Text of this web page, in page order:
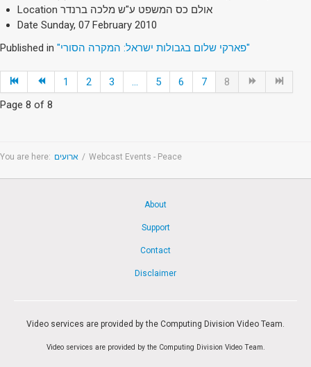
Location אולם כס המשפט ע"ש מלכה ברנדר
Date Sunday, 07 February 2010
Published in
"פארקי שלום בגבולות ישראל: המקרה הסורי"
1 2 3 ... 5 6 7
8
Page 8 of 8
You are here: ארועים / Webcast Events - Peace
About
Support
Contact
Disclaimer
Video services are provided by the Computing Division Video Team.
Video services are provided by the Computing Division Video Team.